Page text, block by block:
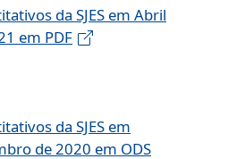
da SJES em Abril
em PDF
da SJES em
de 2020 em ODS